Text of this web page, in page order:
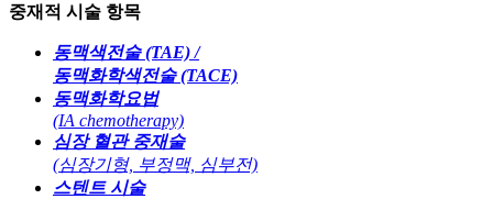
중재적 시술 항목
동맥색전술 (TAE) /
동맥화학색전술 (TACE)
동맥화학요법
(IA chemotherapy)
심장 혈관 중재술
(심장기형, 부정맥, 심부전)
스텐트 시술